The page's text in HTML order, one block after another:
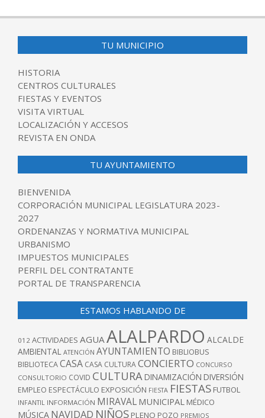
TU MUNICIPIO
HISTORIA
CENTROS CULTURALES
FIESTAS Y EVENTOS
VISITA VIRTUAL
LOCALIZACIÓN Y ACCESOS
REVISTA EN ONDA
TU AYUNTAMIENTO
BIENVENIDA
CORPORACIÓN MUNICIPAL LEGISLATURA 2023-
2027
ORDENANZAS Y NORMATIVA MUNICIPAL
URBANISMO
IMPUESTOS MUNICIPALES
PERFIL DEL CONTRATANTE
PORTAL DE TRANSPARENCIA
ESTAMOS HABLANDO DE
012 ACTIVIDADES AGUA ALALPARDO ALCALDE
AMBIENTAL ATENCIÓN AYUNTAMIENTO BIBLIOBUS
BIBLIOTECACASA CASA CULTURACONCIERTO CONCURSO
CONSULTORIO COVID CULTURA DINAMIZACIÓN DIVERSIÓN
EMPLEO ESPECTÁCULO EXPOSICIÓN FIESTA FIESTAS FUTBOL
INFANTIL INFORMACIÓN MIRAVAL MUNICIPAL MÉDICO
MÚSICA NAVIDAD NIÑOS PLENO POZO PREMIOS